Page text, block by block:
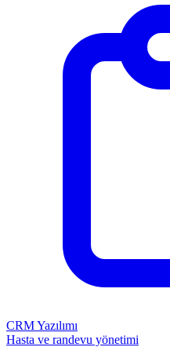
CRM Yazılımı
Hasta ve randevu yönetimi